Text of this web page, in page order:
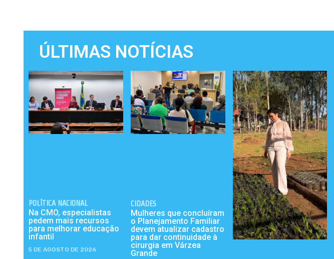
ÚLTIMAS NOTÍCIAS
POLÍTICA NACIONAL
Na CMO, especialistas
pedem mais recursos
para melhorar educação
infantil
5 DE AGOSTO DE 2026
CIDADES
Mulheres que concluíram
o Planejamento Familiar
devem atualizar cadastro
para dar continuidade à
cirurgia em Várzea
Grande